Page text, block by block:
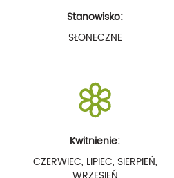
Stanowisko:
SŁONECZNE
Kwitnienie:
CZERWIEC, LIPIEC, SIERPIEŃ,